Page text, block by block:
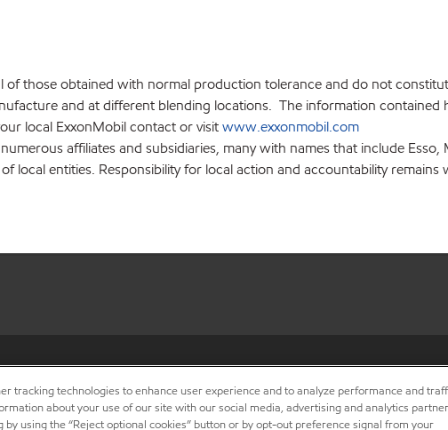
of those obtained with normal production tolerance and do not
and at different blending locations. The information
local ExxonMobil contact or visitwww.exxonmobil.com
affiliates and subsidiaries, many with names that include
local entities. Responsibility for local action and accountability
tracking technologies to enhance user experience and to analyze performance and
about your use of our site with our social media, advertising and analytics
using the “Reject optional cookies” button or by opt-out preference signal from your